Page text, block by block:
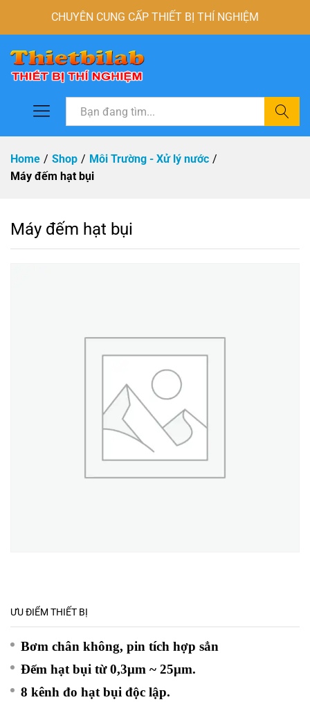
CHUYÊN CUNG CẤP THIẾT BỊ THÍ NGHIỆM
Tìm
Home / Shop / Môi Trường - Xử lý nước /
Máy đếm hạt bụi
Máy đếm hạt bụi
ƯU ĐIỂM THIẾT BỊ
Bơm chân không, pin tích hợp sẳn
Đếm hạt bụi từ 0,3μm ~ 25μm.
8 kênh đo hạt bụi độc lập.